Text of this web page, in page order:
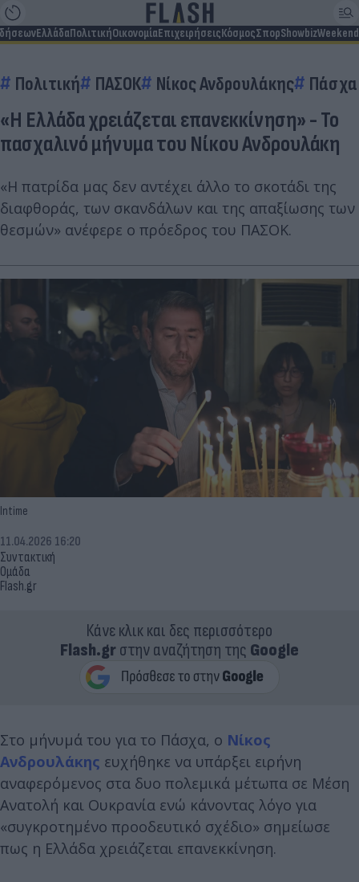
ΕλλάδαΠολιτικήΟικονομίαΕπιχειρήσειςΚόσμοςΣπορShowbizWeekend
Πολιτική ΠΑΣΟΚ Νίκος Ανδρουλάκης Πάσχα
«Η Ελλάδα χρειάζεται επανεκκίνηση» - Το
πασχαλινό μήνυμα του Νίκου Ανδρουλάκη
«Η πατρίδα μας δεν αντέχει άλλο το σκοτάδι της
διαφθοράς, των σκανδάλων και της απαξίωσης των
θεσμών» ανέφερε ο πρόεδρος του ΠΑΣΟΚ.
Intime
Συντακτική
Ομάδα
Flash.gr
11.04.2026 16:20
Κάνε κλικ και δες περισσότερο
Flash.grστην αναζήτηση της Google
Στο μήνυμά του για το Πάσχα, ο Νίκος
Ανδρουλάκης ευχήθηκε να υπάρξει ειρήνη
αναφερόμενος στα δυο πολεμικά μέτωπα σε Μέση
Ανατολή και Ουκρανία ενώ κάνοντας λόγο για
«συγκροτημένο προοδευτικό σχέδιο» σημείωσε
πως η Ελλάδα χρειάζεται επανεκκίνηση.